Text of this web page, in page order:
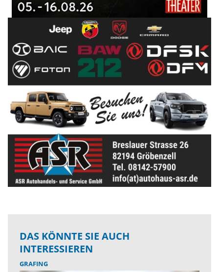
DAS KÖNNTE SIE AUCH
INTERESSIEREN
GRAFING